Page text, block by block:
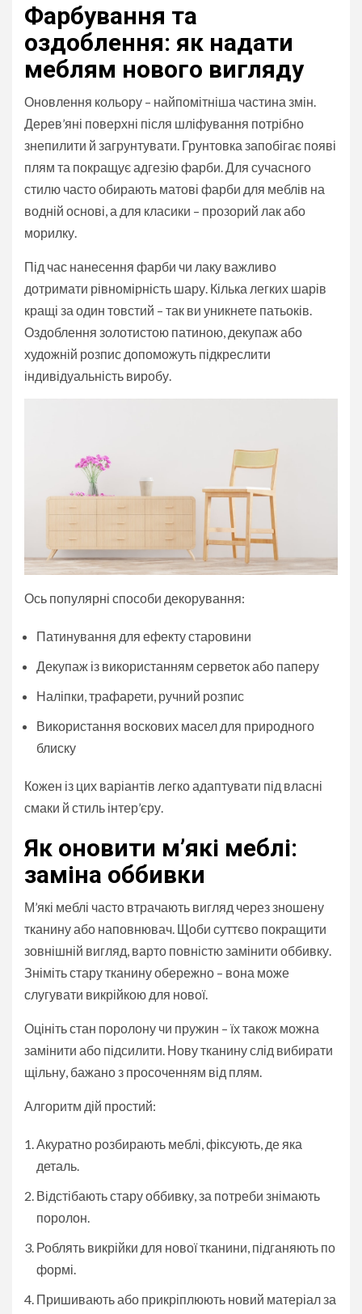
Фарбування та
оздоблення: як надати
меблям нового вигляду
Оновлення кольору – найпомітніша частина змін.
Дерев’яні поверхні після шліфування потрібно
знепилити й загрунтувати. Грунтовка запобігає появі
плям та покращує адгезію фарби. Для сучасного
стилю часто обирають матові фарби для меблів на
водній основі, а для класики – прозорий лак або
морилку.
Під час нанесення фарби чи лаку важливо
дотримати рівномірність шару. Кілька легких шарів
кращі за один товстий – так ви уникнете патьоків.
Оздоблення золотистою патиною, декупаж або
художній розпис допоможуть підкреслити
індивідуальність виробу.
Ось популярні способи декорування:
Патинування для ефекту старовини
Декупаж із використанням серветок або паперу
Наліпки, трафарети, ручний розпис
Використання воскових масел для природного
блиску
Кожен із цих варіантів легко адаптувати під власні
смаки й стиль інтер’єру.
Як оновити м’які меблі:
заміна оббивки
М’які меблі часто втрачають вигляд через зношену
тканину або наповнювач. Щоби суттєво покращити
зовнішній вигляд, варто повністю замінити оббивку.
Зніміть стару тканину обережно – вона може
слугувати викрійкою для нової.
Оцініть стан поролону чи пружин – їх також можна
замінити або підсилити. Нову тканину слід вибирати
щільну, бажано з просоченням від плям.
Алгоритм дій простий:
Акуратно розбирають меблі, фіксують, де яка
деталь.
Відстібають стару оббивку, за потреби знімають
поролон.
Роблять викрійки для нової тканини, підганяють по
формі.
Пришивають або прикріплюють новий матеріал за